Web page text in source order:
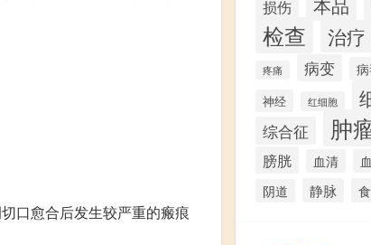
口愈合后发生较严重的瘢痕
损伤
检查 治疗
疼痛 病变
神经 红细胞
综合征 肿
膀胱 血清
阴道 静脉